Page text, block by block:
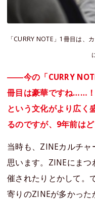
「CURRY NOTE」1冊目は
――今の「CURRY
冊目は豪華ですね……
という文化がより広く
るのですが、9年前は
当時も、ZINEカルチ
思います。ZINEにま
催されたりとかして。
寄りのZINEが多かっ